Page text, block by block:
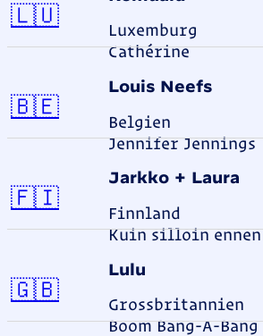
Luxemburg
Cathérine
🇱🇺Luxemburg
Louis Neefs
Belgien
Jennifer Jennings
🇧🇪Belgien
Jarkko + Laura
Finnland
Kuin silloin ennen
🇫🇮Finnland
Lulu
Grossbritannien
Boom Bang-A-Bang
🇬🇧Grossbritannien